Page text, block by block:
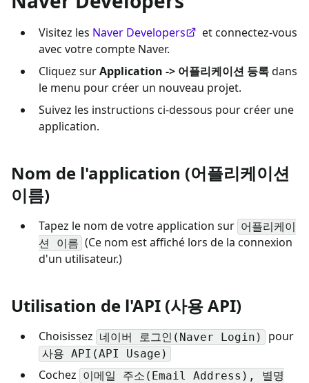
Visitez les Naver Developers
et connectez-vous
avec votre compte Naver.
Cliquez surApplication -> 어플리케이션 등록dans
le menu pour créer un nouveau projet.
Suivez les instructions ci-dessous pour créer une
application.
Nom de l'application (어플리케이션
이름)
Tapez le nom de votre application sur 어플리케이
션 이름 (Ce nom est affiché lors de la connexion
d'un utilisateur.)
Utilisation de l'API (사용 API)
Choisissez 네이버 로그인(Naver Login) pour
사용 API(API Usage)
Cochez 이메일 주소(Email Address), 별명